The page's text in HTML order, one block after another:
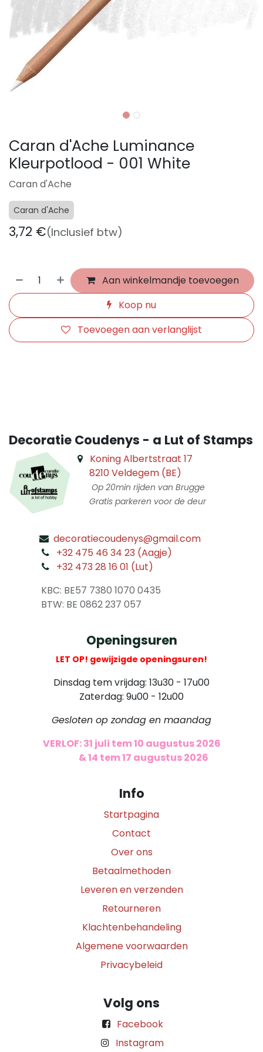
Caran d'Ache Luminance
Kleurpotlood - 001 White
Caran d'Ache
Caran d'Ache
3,72 €(Inclusief btw)
Aan winkelmandje toevoegen
Koop nu
Toevoegen aan verlanglijst
Decoratie Coudenys - a Lut of Stamps
Koning Albertstraat 17
8210 Veldegem (BE)
Op 20min rijden van Brugge
Gratis parkeren voor de deur
decoratiecoudenys@gmail.com
+32 475 46 34 23 (Aagje)
+32 473 28 16 01 (Lut)
KBC: BE57 7380 1070 0435
​ BTW: BE 0862 237 057
Openingsuren
LET OP! gewijzigde openingsuren!
Dinsdag tem vrijdag: 13u30 - 17u00
Zaterdag: 9u00 - 12u00
Gesloten op zondag en maandag
VERLOF: 31 juli tem 10 augustus 2026
& 14 tem 17 augustus 2026
Info
Startpagina
Contact
Over ons
Betaalmethoden
Leveren en verzenden
Retourneren
Klachtenbehandeling
Algemene voorwaarden
Privacybeleid
Volg ons
Facebook
Instagram